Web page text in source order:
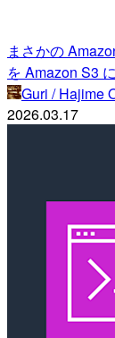
まさかの
を Amazon S3
Guri / Hajime
2026.03.17